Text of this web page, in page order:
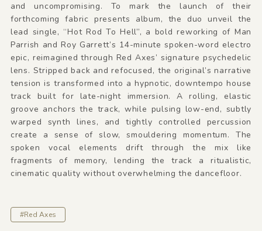
and uncompromising. To mark the launch of their
forthcoming fabric presents album, the duo unveil the
lead single, “Hot Rod To Hell”, a bold reworking of Man
Parrish and Roy Garrett’s 14-minute spoken-word electro
epic, reimagined through Red Axes’ signature psychedelic
lens. Stripped back and refocused, the original’s narrative
tension is transformed into a hypnotic, downtempo house
track built for late-night immersion. A rolling, elastic
groove anchors the track, while pulsing low-end, subtly
warped synth lines, and tightly controlled percussion
create a sense of slow, smouldering momentum. The
spoken vocal elements drift through the mix like
fragments of memory, lending the track a ritualistic,
cinematic quality without overwhelming the dancefloor.
#Red Axes